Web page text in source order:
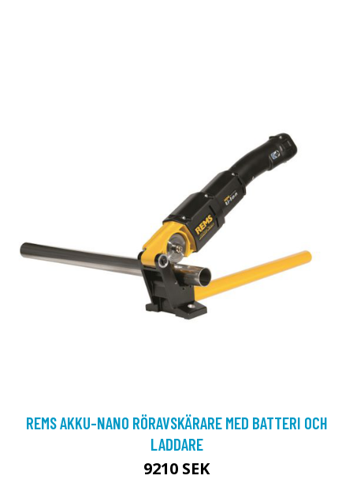
REMS AKKU-NANO RÖRAVSKÄRARE MED BATTERI OCH
LADDARE
9210 SEK